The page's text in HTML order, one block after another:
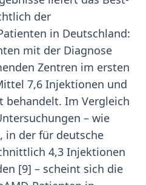
der
in Deutschland:
mit der Diagnose
Zentren im ersten
7,6 Injektionen und
behandelt. Im Vergleich
– wie
in der für deutsche
4,3 Injektionen
[9] – scheint sich die